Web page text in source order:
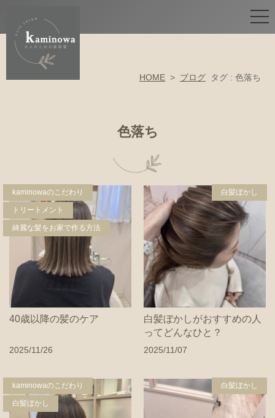
HOME > ブログ タグ : 色落ち
色落ち
kaminowaのこだわり
トリートメント
綺麗な髪をお家で作る方法
40歳以降の髪のケア
2025/11/26
白髪ぼかし
白髪ぼかしがおすすめの人
ってどんなひと？
2025/11/07
kaminowaのこだわり
白髪ぼかし
白髪ぼかし